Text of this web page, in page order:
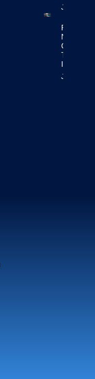
Jetzt
Reuters
News
Chatbots
Teil Der
Jetzt